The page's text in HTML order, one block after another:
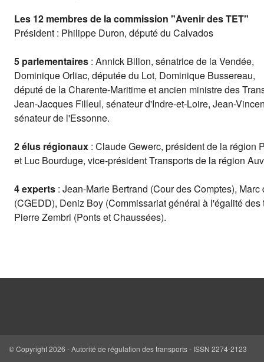
Président : Philippe Duron, député du Calvados
5 parlementaires : Annick Billon, sénatrice de la Vendée,
Dominique Orliac, députée du Lot, Dominique Bussereau,
député de la Charente-Maritime et ancien ministre des
Jean-Jacques Filleul, sénateur d'Indre-et-Loire, Jean-
sénateur de l'Essonne.
2 élus régionaux : Claude Gewerc, président de la région
et Luc Bourduge, vice-président Transports de la région
4 experts : Jean-Marie Bertrand (Cour des Comptes), Marc
(CGEDD), Deniz Boy (Commissariat général à l'égalité des
Pierre Zembri (Ponts et Chaussées).
© Copyright 2026 - Autorité de régulation des transports - ISSN 2274-2123